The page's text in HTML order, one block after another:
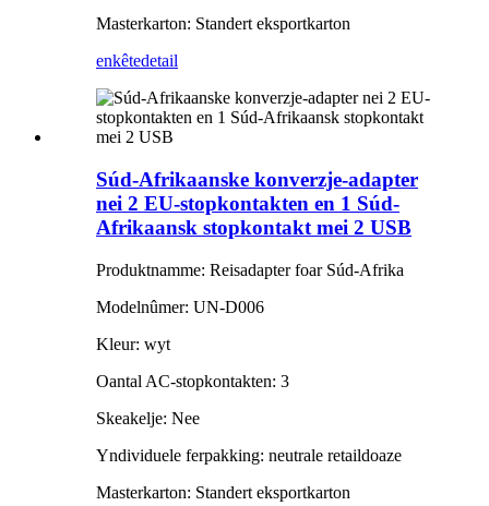
Masterkarton: Standert eksportkarton
enkêtedetail
Súd-Afrikaanske konverzje-adapter
nei 2 EU-stopkontakten en 1 Súd-
Afrikaansk stopkontakt mei 2 USB
Produktnamme: Reisadapter foar Súd-Afrika
Modelnûmer: UN-D006
Kleur: wyt
Oantal AC-stopkontakten: 3
Skeakelje: Nee
Yndividuele ferpakking: neutrale retaildoaze
Masterkarton: Standert eksportkarton